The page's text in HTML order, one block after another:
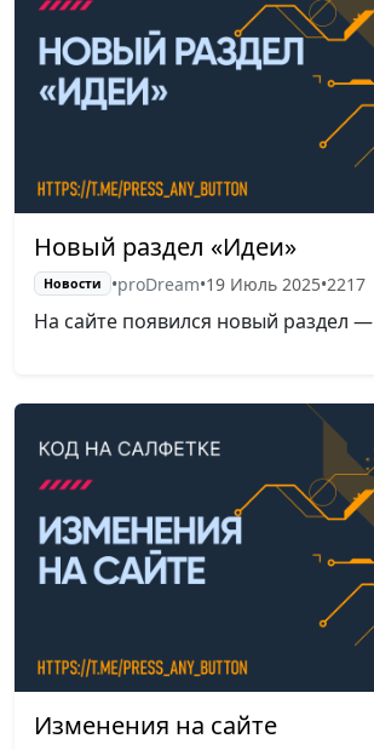
Новый раздел «Идеи»
Новости •proDream•19 Июль 2025•2217
На сайте появился новый раздел —
Изменения на сайте